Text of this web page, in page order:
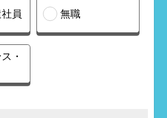
員 無職
・